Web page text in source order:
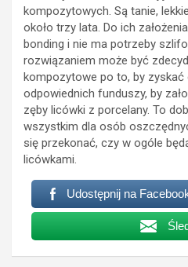
kompozytowych. Są tanie,
około trzy lata. Do ich
bonding i nie ma potrzeby
rozwiązaniem może być
kompozytowe po to, by zyskać
odpowiednich funduszy, by
zęby licówki z porcelany. To
wszystkim dla osób
się przekonać, czy w ogóle
licówkami.
Udostępnij na